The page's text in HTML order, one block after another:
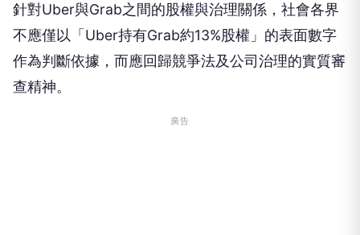
針對Uber與Grab之間的股權與治理關係，社會各界
不應僅以「Uber持有Grab約13%股權」的表面數字
作為判斷依據，而應回歸競爭法及公司治理的實質審
查精神。
廣告